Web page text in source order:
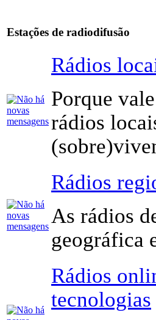
Estações de radiodifusão
Rádios
Porque
rádios
Rádios
As rádios
geográfica
Rádios
tecnologias